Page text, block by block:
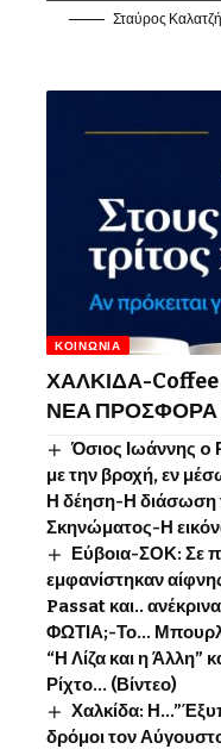
Σταύρος
ΚΟΙΝΩΝΊΑ
ΧΑΛΚΙΔΑ-
ΝΕΑ ΠΡΟΣΦΟΡΑ
Όσιος Ιωάννης o
με την βροχή, εν
Η δέηση-Η διάσωση
Σκηνώματος-Η
Εύβοια-ΣΟΚ: Σε
εμφανίστηκαν
Passat και..
ΦΩΤΙΑ;-Το…
“Η Λίζα και η Άλλη”
Ρίχτο… (Βίντεο)
Χαλκίδα:
δρόμοι τον